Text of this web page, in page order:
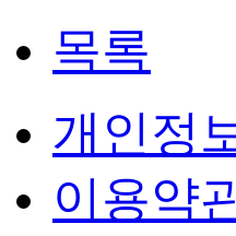
목록
개인정
이용약